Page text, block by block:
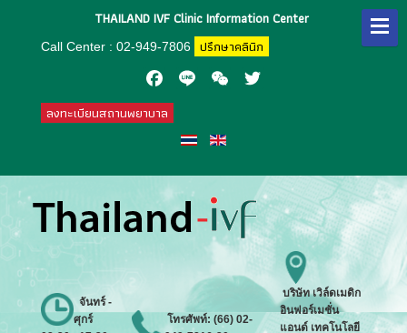
THAILAND IVF Clinic Information Center
Call Center : 02-949-7806 ปรึกษาคลินิก
Facebook
ลงทะเบียนสถานพยาบาล
จันทร์ -
ศุกร์
โทรศัพท์: (66) 02-
บริษัทเวิล์ดเมดิก
อินฟอร์เมชั่น
แอนด์ เทคโนโลยี